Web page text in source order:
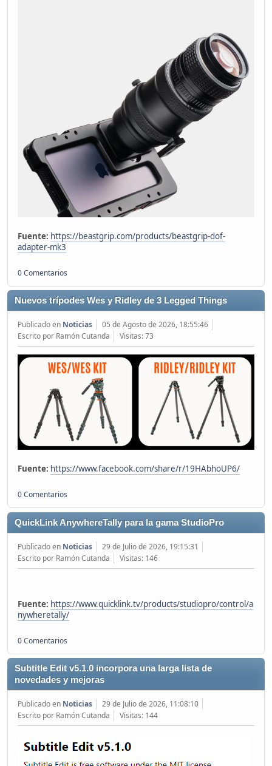
Fuente: https://beastgrip.com/products/beastgrip-dof-
adapter-mk3
0 Comentarios
Nuevos trípodes Wes y Ridley de 3 Legged Things
Publicado en Noticias
05 de Agosto de 2026, 18:55:46
Escrito por Ramón Cutanda
Visitas: 73
Fuente: https://www.facebook.com/share/r/19HAbhoUP6/
0 Comentarios
QuickLink AnywhereTally para la gama StudioPro
Publicado en Noticias
29 de Julio de 2026, 19:15:31
Escrito por Ramón Cutanda
Visitas: 146
Fuente: https://www.quicklink.tv/products/studiopro/control/a
nywheretally/
0 Comentarios
Subtitle Edit v5.1.0 incorpora una larga lista de
novedades y mejoras
Publicado en Noticias
29 de Julio de 2026, 11:08:10
Escrito por Ramón Cutanda
Visitas: 144